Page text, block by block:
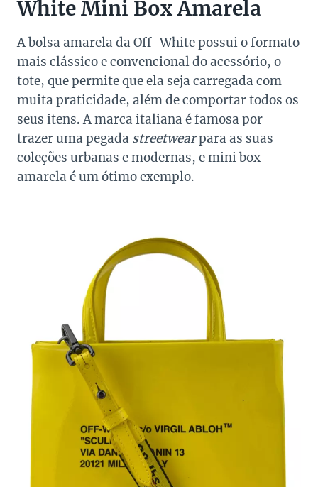
White Mini Box Amarela
A bolsa amarela da Off-White possui o formato
mais clássico e convencional do acessório, o
tote, que permite que ela seja carregada com
muita praticidade, além de comportar todos os
seus itens. A marca italiana é famosa por
trazer uma pegada streetwearpara as suas
coleções urbanas e modernas, e mini box
amarela é um ótimo exemplo.